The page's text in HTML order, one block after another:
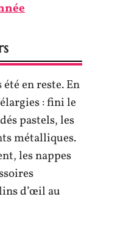
en reste. En
: fini le
pastels, les
métalliques.
les nappes
d’œil au